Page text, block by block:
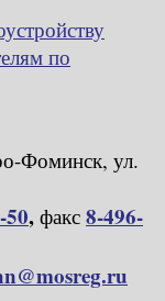
по
Фоминск, ул.
50, факс 8-496-